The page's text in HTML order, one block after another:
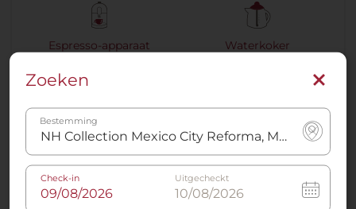
Espresso-apparaat Waterkoker
Direct boeken
Zoeken
Bestemming
Check-in Uitgecheckt